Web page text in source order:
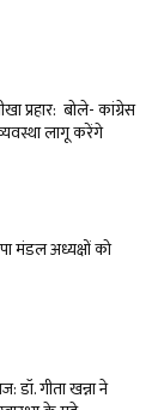
प्रहार: बोले- कांग्रेस
व्यवस्था लागू करेंगे
मंडल अध्यक्षों को
डॉ. गीता खन्ना ने